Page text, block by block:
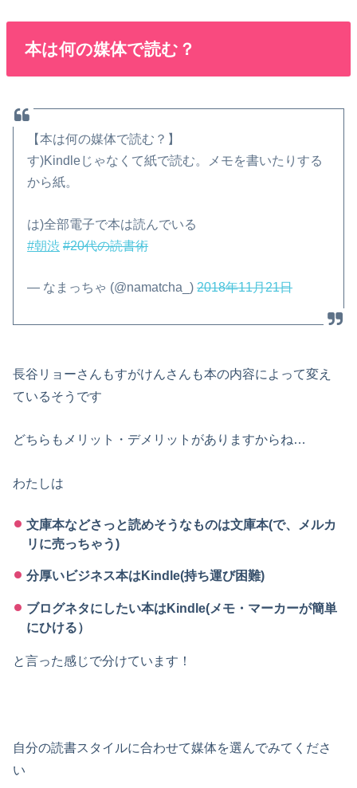
本は何の媒体で読む？
【本は何の媒体で読む？】
す)Kindleじゃなくて紙で読む。メモを書いたりする
から紙。
は)全部電子で本は読んでいる
#朝渋 #20代の読書術
— なまっちゃ (@namatcha_)2018年11月21日
長谷リョーさんもすがけんさんも本の内容によって変え
ているそうです
どちらもメリット・デメリットがありますからね…
わたしは
文庫本などさっと読めそうなものは文庫本(で、メルカ
リに売っちゃう)
分厚いビジネス本はKindle(持ち運び困難)
ブログネタにしたい本はKindle(メモ・マーカーが簡単
にひける）
と言った感じで分けています！
自分の読書スタイルに合わせて媒体を選んでみてくださ
い